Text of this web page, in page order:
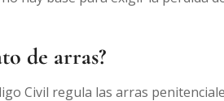
de arras?
Civil regula las arras